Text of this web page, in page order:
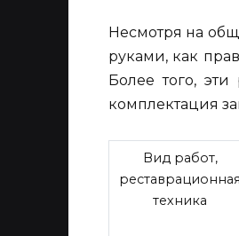
Несмотря на
руками, как
Более того,
комплектация
Вид работ,
реставрационная
техника